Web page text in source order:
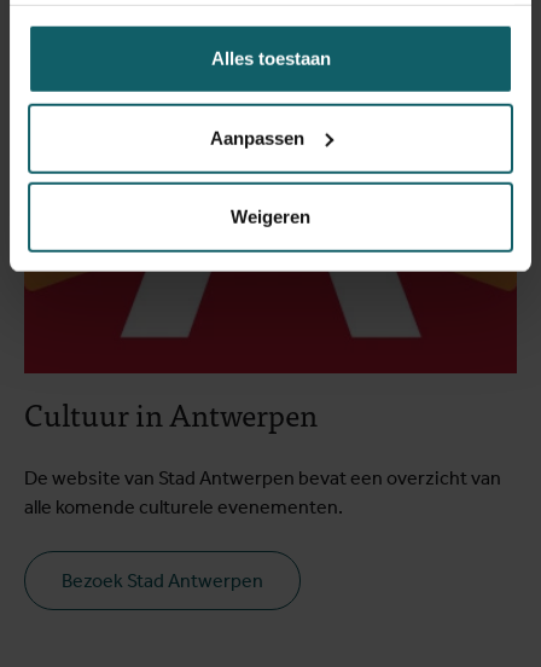
Alles toestaan
Aanpassen
Weigeren
Cultuur in Antwerpen
De website van Stad Antwerpen bevat een overzicht van
alle komende culturele evenementen.
Bezoek Stad Antwerpen